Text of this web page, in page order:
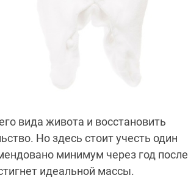
вида живота и восстановить
Но здесь стоит учесть один
минимум через год после
идеальной массы.